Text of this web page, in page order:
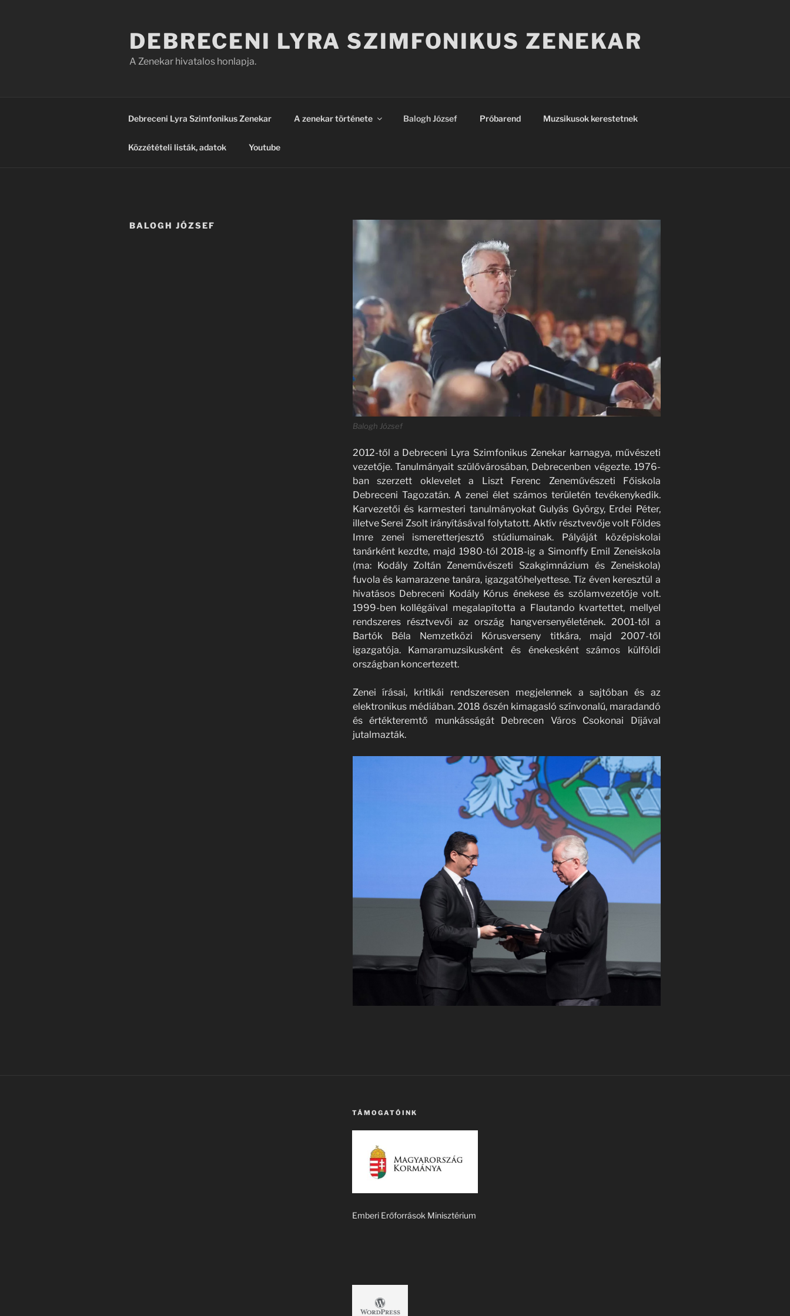
DEBRECENI LYRA SZIMFONIKUS ZENEKAR
A Zenekar hivatalos honlapja.
Debreceni Lyra Szimfonikus Zenekar A zenekar története Balogh József Próbarend Muzsikusok kerestetnek
Közzétételi listák, adatok Youtube
BALOGH JÓZSEF
Balogh József
2012-től a Debreceni Lyra Szimfonikus Zenekar karnagya, művészeti
vezetője. Tanulmányait szülővárosában, Debrecenben végezte. 1976-
ban szerzett oklevelet a Liszt Ferenc Zeneművészeti Főiskola
Debreceni Tagozatán. A zenei élet számos területén tevékenykedik.
Karvezetői és karmesteri tanulmányokat Gulyás György, Erdei Péter,
illetve Serei Zsolt irányításával folytatott. Aktív résztvevője volt Földes
Imre zenei ismeretterjesztő stúdiumainak. Pályáját középiskolai
tanárként kezdte, majd 1980-tól 2018-ig a Simonffy Emil Zeneiskola
(ma: Kodály Zoltán Zeneművészeti Szakgimnázium és Zeneiskola)
fuvola és kamarazene tanára, igazgatóhelyettese. Tíz éven keresztül a
hivatásos Debreceni Kodály Kórus énekese és szólamvezetője volt.
1999-ben kollégáival megalapította a Flautando kvartettet, mellyel
rendszeres résztvevői az ország hangversenyéletének. 2001-től a
Bartók Béla Nemzetközi Kórusverseny titkára, majd 2007-től
igazgatója. Kamaramuzsikusként és énekesként számos külföldi
országban koncertezett.
Zenei írásai, kritikái rendszeresen megjelennek a sajtóban és az
elektronikus médiában. 2018 őszén kimagasló színvonalú, maradandó
és értékteremtő munkásságát Debrecen Város Csokonai Díjával
jutalmazták.
TÁMOGATÓINK
Emberi Erőforrások Minisztérium